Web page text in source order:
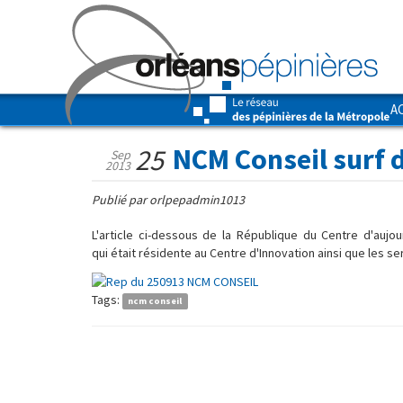
NCM Conseil surf
Sep
2013 25
Publié par orlpepadmin1013
L'article ci-dessous de la République du Centre
qui était résidente au Centre d'Innovation ainsi que les
Tags: ncm conseil